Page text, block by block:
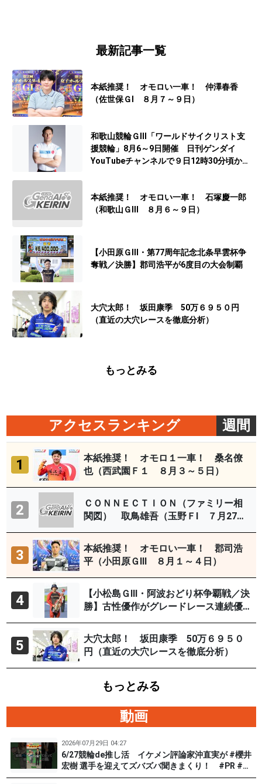
最新記事一覧
本紙推奨！ オモロい一車！ 仲澤春香
（佐世保ＧⅠ ８月７～９日）
和歌山競輪ＧⅢ「ワールドサイクリスト支
援競輪」8月6～9日開催 日刊ゲンダイ
YouTubeチャンネルで９日12時30分頃から
本紙推奨！ オモロい一車！ 石塚慶一郎
（和歌山ＧⅢ ８月６～９日）
【小田原ＧⅢ・第77周年記念北条早雲杯争
奪戦／決勝】郡司浩平が6度目の大会制覇
大穴太郎！ 坂田康季 50万６９５０円
（直近の大穴レースを徹底分析）
もっとみる
アクセスランキング 週間
1
本紙推奨！ オモロ１一車！ 桑名僚
也（西武園Ｆ１ ８月３～５日）
2
ＣＯＮＮＥＣＴＩＯＮ（ファミリー相
関図） 取鳥雄吾（玉野ＦⅠ ７月27～
3
本紙推奨！ オモロい一車！ 郡司浩
平（小田原ＧⅢ ８月１～４日）
4
【小松島ＧⅢ・阿波おどり杯争覇戦／決
勝】古性優作がグレードレース連続優
5
大穴太郎！ 坂田康季 50万６９５０
円（直近の大穴レースを徹底分析）
もっとみる
動画
2026年07月29日 04:27
6/27競輪de推し活 イケメン評論家沖直実が #櫻井
宏樹 選手を迎えてズバズバ聞きまくり！ #PR #松
戸けいりん #和田健太郎